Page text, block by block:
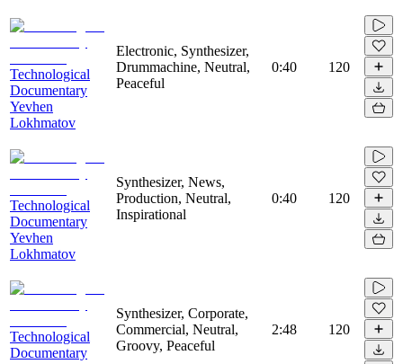
Technological
Documentary
Yevhen
Lokhmatov
Electronic, Synthesizer,
Drummachine, Neutral,
Peaceful
0:40 120
Technological
Documentary
Yevhen
Lokhmatov
Synthesizer, News,
Production, Neutral,
Inspirational
0:40 120
Technological
Documentary
Synthesizer, Corporate,
Commercial, Neutral,
Groovy, Peaceful
2:48 120